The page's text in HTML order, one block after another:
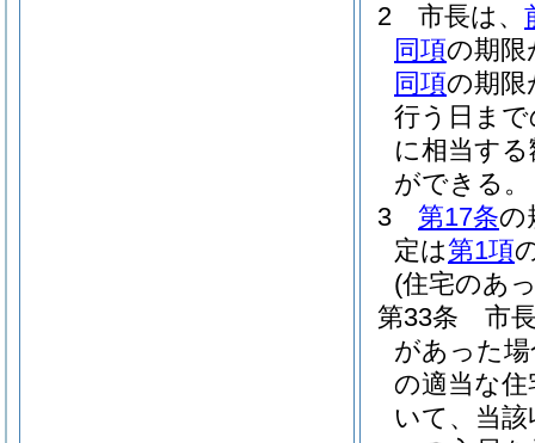
2
市長は、
同項の期限
同項の期限
行う日ま
に相当す
ができる。
3
第17条の
定は第1項
(住宅のあ
第33条
市
があった
の適当な
いて、当